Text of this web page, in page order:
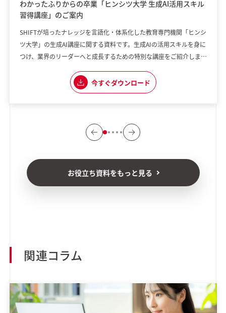
わかったふりからの卒業「ヒンシツ大学 生成AI活用スキル
習得講座」のご案内
SHIFTが培ったナレッジを言語化・体系化した教育専門機関「ヒンシ
ツ大学」の生成AI講座に関する資料です。生成AIの活用スキルを身に
つけ、業界のリーダーへと成長するための特別な講座をご紹介しま
した内容 ・実際に現場で使える応用力を養える 「組織として生成AI
の普及に課題を感じている」 「生成AIを使いこなしたいけれど、何
今すぐダウンロード
お役立ち資料をもっと見る
関連コラム